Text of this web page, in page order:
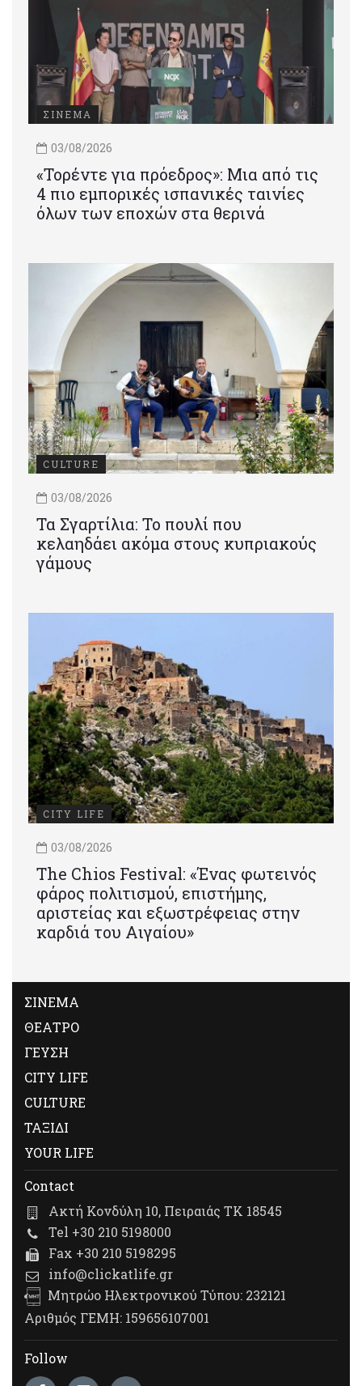
ΣΙΝΕΜΑ
03/08/2026
«Τορέντε για πρόεδρος»: Mια από τις
4 πιο εμπορικές ισπανικές ταινίες
όλων των εποχών στα θερινά
CULTURE
03/08/2026
Τα Σγαρτίλια: Το πουλί που
κελαηδάει ακόμα στους κυπριακούς
γάμους
CITY LIFE
03/08/2026
Τhe Chios Festival: «Ένας φωτεινός
φάρος πολιτισμού, επιστήμης,
αριστείας και εξωστρέφειας στην
καρδιά του Αιγαίου»
ΣΙΝΕΜΑ
ΘΕΑΤΡΟ
ΓΕΥΣΗ
CITY LIFE
CULTURE
ΤΑΞΙΔΙ
YOUR LIFE
Contact
Ακτή Κονδύλη 10, Πειραιάς ΤΚ 18545
Tel +30 210 5198000
Fax +30 210 5198295
info@clickatlife.gr
Μητρώο Ηλεκτρονικού Τύπου: 232121
Αριθμός ΓΕΜΗ: 159656107001
Follow